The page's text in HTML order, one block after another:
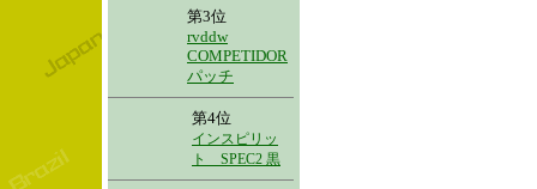
第3位
rvddw
COMPETIDOR
パッチ
第4位
インスピリッ
ト SPEC2 黒